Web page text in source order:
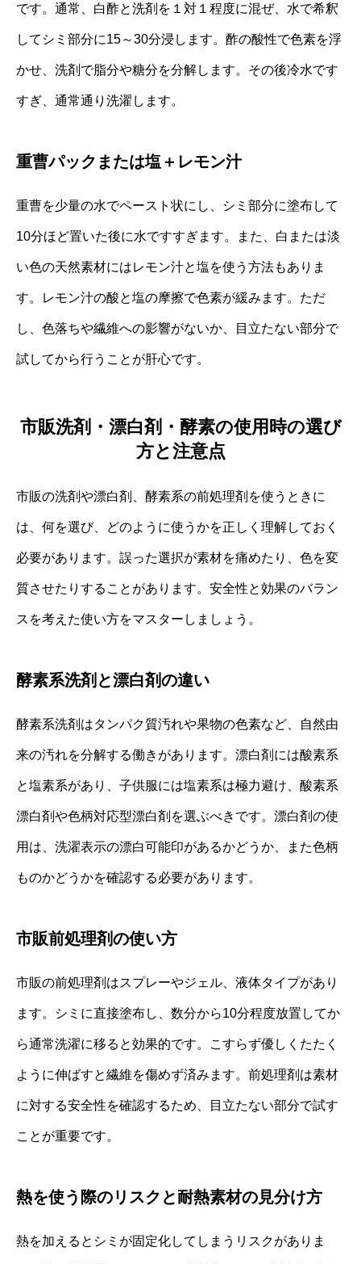
です。通常、白酢と洗剤を１対１程度に混ぜ、水で希釈
してシミ部分に15～30分浸します。酢の酸性で色素を浮
かせ、洗剤で脂分や糖分を分解します。その後冷水です
すぎ、通常通り洗濯します。
重曹パックまたは塩＋レモン汁
重曹を少量の水でペースト状にし、シミ部分に塗布して
10分ほど置いた後に水ですすぎます。また、白または淡
い色の天然素材にはレモン汁と塩を使う方法もありま
す。レモン汁の酸と塩の摩擦で色素が緩みます。ただ
し、色落ちや繊維への影響がないか、目立たない部分で
試してから行うことが肝心です。
市販洗剤・漂白剤・酵素の使用時の選び
方と注意点
市販の洗剤や漂白剤、酵素系の前処理剤を使うときに
は、何を選び、どのように使うかを正しく理解しておく
必要があります。誤った選択が素材を痛めたり、色を変
質させたりすることがあります。安全性と効果のバラン
スを考えた使い方をマスターしましょう。
酵素系洗剤と漂白剤の違い
酵素系洗剤はタンパク質汚れや果物の色素など、自然由
来の汚れを分解する働きがあります。漂白剤には酸素系
と塩素系があり、子供服には塩素系は極力避け、酸素系
漂白剤や色柄対応型漂白剤を選ぶべきです。漂白剤の使
用は、洗濯表示の漂白可能印があるかどうか、また色柄
ものかどうかを確認する必要があります。
市販前処理剤の使い方
市販の前処理剤はスプレーやジェル、液体タイプがあり
ます。シミに直接塗布し、数分から10分程度放置してか
ら通常洗濯に移ると効果的です。こすらず優しくたたく
ように伸ばすと繊維を傷めず済みます。前処理剤は素材
に対する安全性を確認するため、目立たない部分で試す
ことが重要です。
熱を使う際のリスクと耐熱素材の見分け方
熱を加えるとシミが固定化してしまうリスクがありま